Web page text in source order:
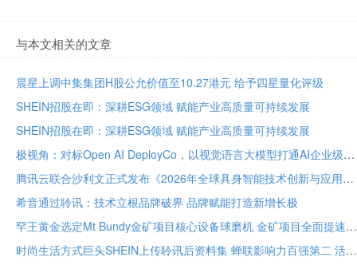
与本文相关的文章
晨星上调中集集团H股公允价值至10.27港元 给予四星量化评级
SHEIN招股在即：深耕ESG领域 赋能产业高质量可持续发展
SHEIN招股在即：深耕ESG领域 赋能产业高质量可持续发展
极视角：对标Open AI DeployCo，以视觉语言大模型打通AI企业级落地“最后一公里”
腾讯云联合沙利文正式发布《2026年全球具身智能技术创新与应用白皮书》
希音通过聆讯：技术立根品牌破界 品牌赋能打造新增长极
罕王黄金选定Mt Bundy金矿项目核心设备球磨机 金矿项目全面提速
时尚生活方式巨头SHEIN上传聆讯后资料集 蝉联影响力百强第二 活跃顾客达2.73亿